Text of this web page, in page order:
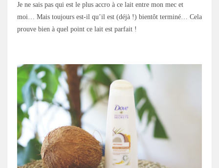
Je ne sais pas qui est le plus accro à ce lait entre mon mec et
moi… Mais toujours est-il qu’il est (déjà !) bientôt terminé… Cela
prouve bien à quel point ce lait est parfait !